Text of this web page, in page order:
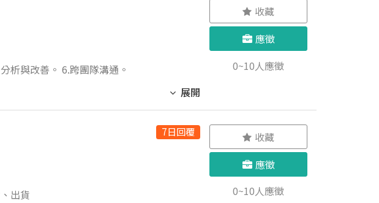
及維護客戶資料、報價紀錄與銷
蹤各項工作進度。 具備基本問
間】 上班時
或禮品。 提供公務手機。 不定
析與改善。 6.跨團隊溝通。
展開
收藏
應徵
0~10人應徵
7日回覆
出貨
收藏
應徵
0~10人應徵